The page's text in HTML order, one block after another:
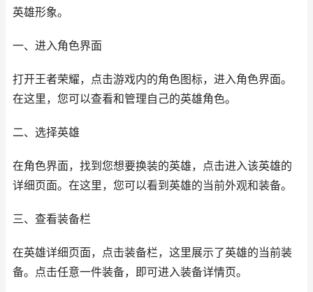
英雄形象。
一、进入角色界面
打开王者荣耀，点击游戏内的角色图标，进入角色界面。
在这里，您可以查看和管理自己的英雄角色。
二、选择英雄
在角色界面，找到您想要换装的英雄，点击进入该英雄的
详细页面。在这里，您可以看到英雄的当前外观和装备。
三、查看装备栏
在英雄详细页面，点击装备栏，这里展示了英雄的当前装
备。点击任意一件装备，即可进入装备详情页。